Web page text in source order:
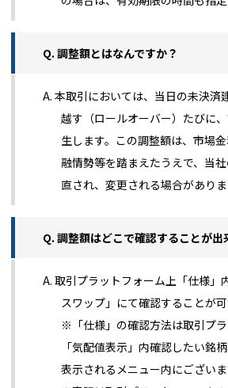
Q. 調整額とはなんですか？
A. 本取引においては、当日の未決済
越す（ロールオーバー）たびに
生します。この調整額は、市場
融情勢等を踏まえたうえで、当
直され、変更される場合がありま
Q. 調整額はどこで確認することが出
A. 取引プラットフォーム上「仕様」
スワップ」にて確認することが可
※「仕様」の確認方法は取引プ
「気配値表示」内確認したい銘
表示されるメニュー内にございま